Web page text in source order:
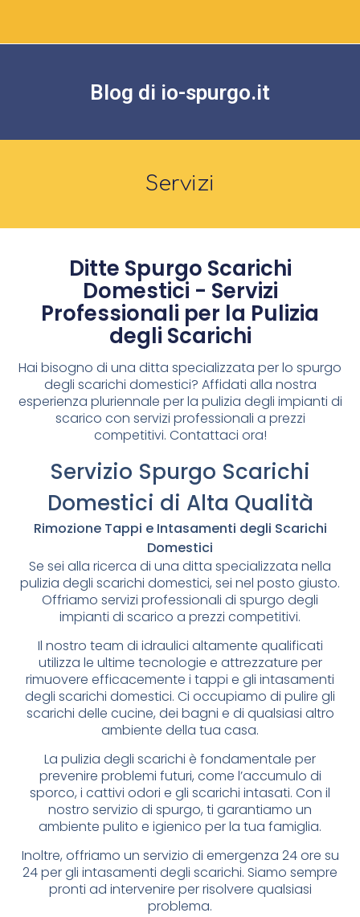
Blog di io-spurgo.it
Servizi
Ditte Spurgo Scarichi
Domestici - Servizi
Professionali per la Pulizia
degli Scarichi
Hai bisogno di una ditta specializzata per lo spurgo
degli scarichi domestici? Affidati alla nostra
esperienza pluriennale per la pulizia degli impianti di
scarico con servizi professionali a prezzi
competitivi. Contattaci ora!
Servizio Spurgo Scarichi
Domestici di Alta Qualità
Rimozione Tappi e Intasamenti degli Scarichi
Domestici
Se sei alla ricerca di una ditta specializzata nella
pulizia degli scarichi domestici, sei nel posto giusto.
Offriamo servizi professionali di spurgo degli
impianti di scarico a prezzi competitivi.
Il nostro team di idraulici altamente qualificati
utilizza le ultime tecnologie e attrezzature per
rimuovere efficacemente i tappi e gli intasamenti
degli scarichi domestici. Ci occupiamo di pulire gli
scarichi delle cucine, dei bagni e di qualsiasi altro
ambiente della tua casa.
La pulizia degli scarichi è fondamentale per
prevenire problemi futuri, come l’accumulo di
sporco, i cattivi odori e gli scarichi intasati. Con il
nostro servizio di spurgo, ti garantiamo un
ambiente pulito e igienico per la tua famiglia.
Inoltre, offriamo un servizio di emergenza 24 ore su
24 per gli intasamenti degli scarichi. Siamo sempre
pronti ad intervenire per risolvere qualsiasi
problema.